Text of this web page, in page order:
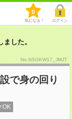
0
気になる！ ログイン
した。
No.NSGKW17_JMJT
で身の回り
OK